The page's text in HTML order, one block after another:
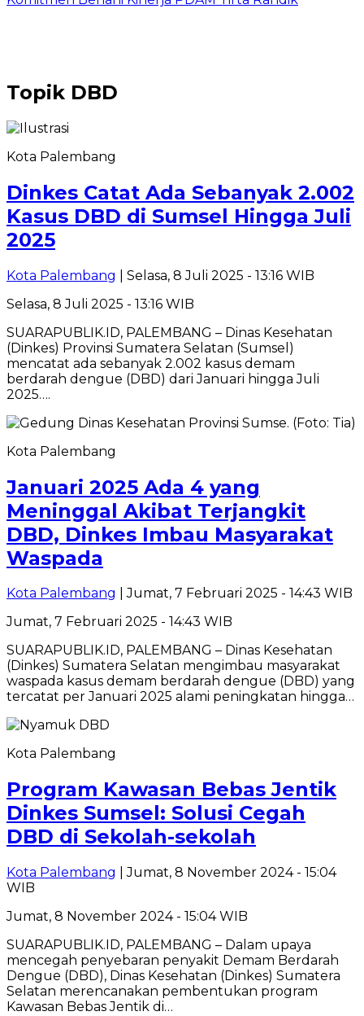
Topik DBD
Kota Palembang
Dinkes Catat Ada Sebanyak 2.002
Kasus DBD di Sumsel Hingga Juli
2025
Kota Palembang
| Selasa, 8 Juli 2025 - 13:16 WIB
Selasa, 8 Juli 2025 - 13:16 WIB
SUARAPUBLIK.ID, PALEMBANG – Dinas Kesehatan
(Dinkes) Provinsi Sumatera Selatan (Sumsel)
mencatat ada sebanyak 2.002 kasus demam
berdarah dengue (DBD) dari Januari hingga Juli
2025….
Kota Palembang
Januari 2025 Ada 4 yang
Meninggal Akibat Terjangkit
DBD, Dinkes Imbau Masyarakat
Waspada
Kota Palembang
| Jumat, 7 Februari 2025 - 14:43 WIB
Jumat, 7 Februari 2025 - 14:43 WIB
SUARAPUBLIK.ID, PALEMBANG – Dinas Kesehatan
(Dinkes) Sumatera Selatan mengimbau masyarakat
waspada kasus demam berdarah dengue (DBD) yang
tercatat per Januari 2025 alami peningkatan hingga…
Kota Palembang
Program Kawasan Bebas Jentik
Dinkes Sumsel: Solusi Cegah
DBD di Sekolah-sekolah
Kota Palembang
| Jumat, 8 November 2024 - 15:04
WIB
Jumat, 8 November 2024 - 15:04 WIB
SUARAPUBLIK.ID, PALEMBANG – Dalam upaya
mencegah penyebaran penyakit Demam Berdarah
Dengue (DBD), Dinas Kesehatan (Dinkes) Sumatera
Selatan merencanakan pembentukan program
Kawasan Bebas Jentik di…